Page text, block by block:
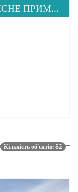
ПРОДАЄТЬСЯ ТОРГОВО-ОФІСНЕ ПРИМІЩЕННЯ, ВУЛ. МУКАЧІВСЬКА 11
Кількість об'єктів: 82